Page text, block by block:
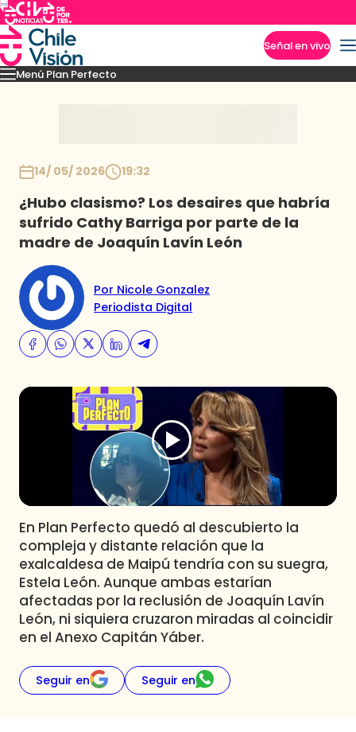
Señal en vivo
Menú Plan Perfecto
Momentos Capítulos Novedades
14/ 05/ 2026 19:32
¿Hubo clasismo? Los desaires que habría
sufrido Cathy Barriga por parte de la
madre de Joaquín Lavín León
Por Nicole Gonzalez
Periodista Digital
En Plan Perfecto quedó al descubierto la
compleja y distante relación que la
exalcaldesa de Maipú tendría con su suegra,
Estela León. Aunque ambas estarían
afectadas por la reclusión de Joaquín Lavín
León, ni siquiera cruzaron miradas al coincidir
en el Anexo Capitán Yáber.
Seguir en Seguir en
Imperdibles
Club De La Comedia
Contigo en Directo
Plan Perfecto
El Tiempo
Todos Los Programas